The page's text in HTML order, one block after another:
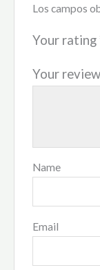
Los campos
Your rating
Your review
Name
Email